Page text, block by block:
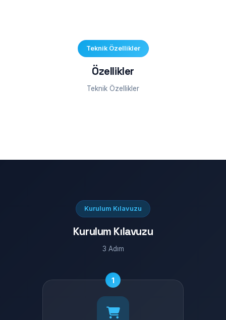
Teknik Özellikler
Özellikler
Teknik Özellikler
Kurulum Kılavuzu
Kurulum Kılavuzu
3 Adım
1